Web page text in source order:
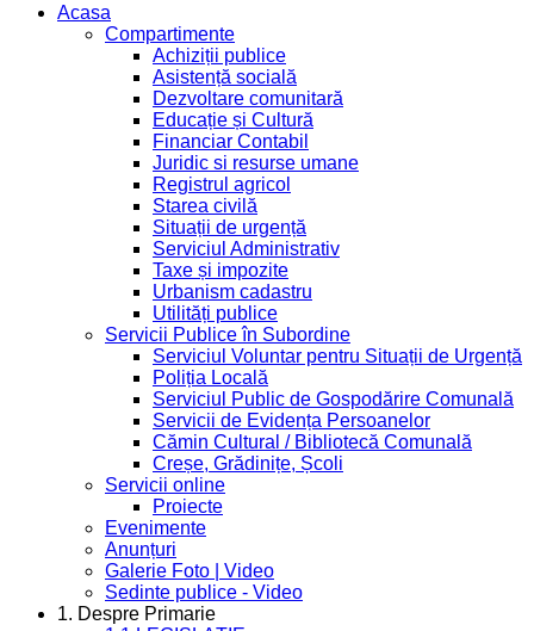
Acasa
Compartimente
Achiziții publice
Asistență socială
Dezvoltare comunitară
Educație și Cultură
Financiar Contabil
Juridic si resurse umane
Registrul agricol
Starea civilă
Situații de urgență
Serviciul Administrativ
Taxe și impozite
Urbanism cadastru
Utilități publice
Servicii Publice în Subordine
Serviciul Voluntar pentru Situații de Urgență
Poliția Locală
Serviciul Public de Gospodărire Comunală
Servicii de Evidența Persoanelor
Cămin Cultural / Bibliotecă Comunală
Creșe, Grădinițe, Școli
Servicii online
Proiecte
Evenimente
Anunțuri
Galerie Foto | Video
Sedinte publice - Video
1. Despre Primarie